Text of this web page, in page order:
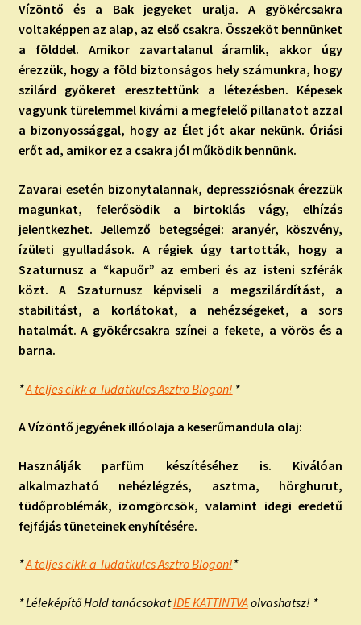
Vízöntő és a Bak jegyeket uralja. A gyökércsakra
voltaképpen az alap, az első csakra. Összeköt bennünket
a földdel. Amikor zavartalanul áramlik, akkor úgy
érezzük, hogy a föld biztonságos hely számunkra, hogy
szilárd gyökeret eresztettünk a létezésben. Képesek
vagyunk türelemmel kivárni a megfelelő pillanatot azzal
a bizonyossággal, hogy az Élet jót akar nekünk. Óriási
erőt ad, amikor ez a csakra jól működik bennünk.
Zavarai esetén bizonytalannak, depressziósnak érezzük
magunkat, felerősödik a birtoklás vágy, elhízás
jelentkezhet. Jellemző betegségei: aranyér, köszvény,
ízületi gyulladások. A régiek úgy tartották, hogy a
Szaturnusz a “kapuőr” az emberi és az isteni szférák
közt. A Szaturnusz képviseli a megszilárdítást, a
stabilitást, a korlátokat, a nehézségeket, a sors
hatalmát. A gyökércsakra színei a fekete, a vörös és a
barna.
*A teljes cikk a Tudatkulcs Asztro Blogon! *
A Vízöntő jegyének illóolaja a keserűmandula olaj:
Használják parfüm készítéséhez is. Kiválóan
alkalmazható nehézlégzés, asztma, hörghurut,
tüdőproblémák, izomgörcsök, valamint idegi eredetű
fejfájás tüneteinek enyhítésére.
*A teljes cikk a Tudatkulcs Asztro Blogon!*
* Léleképítő Hold tanácsokatIDE KATTINTVAolvashatsz! *